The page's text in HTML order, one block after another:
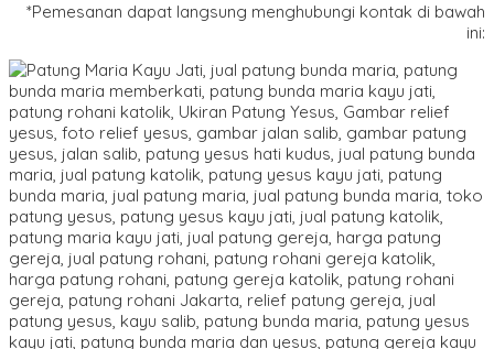
*Pemesanan dapat langsung menghubungi kontak di bawah
ini: